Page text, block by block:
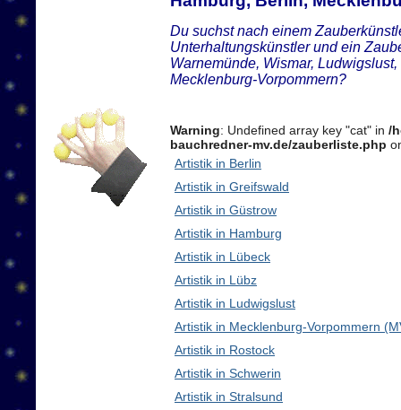
Du suchst nach einem
Unterhaltungskünstler und ein
Warnemünde, Wismar,
Mecklenburg-Vorpommern?
Warning: Undefined array key "cat" in /
bauchredner-mv.de/zauberliste.php
Artistik in Berlin
Artistik in Greifswald
Artistik in Güstrow
Artistik in Hamburg
Artistik in Lübeck
Artistik in Lübz
Artistik in Ludwigslust
Artistik in Mecklenburg-Vorpommern
Artistik in Rostock
Artistik in Schwerin
Artistik in Stralsund